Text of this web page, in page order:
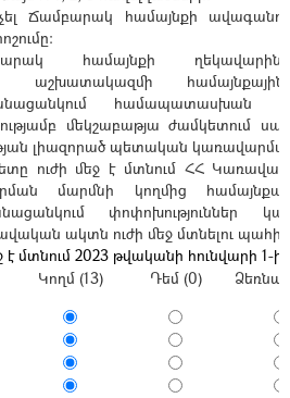
Ճամբարակ համայնքի
համայնքի
աշխատակազմի
համապատասխան
մեկշաբաթյա ժամկետում
լիազորած պետական
ուժի մեջ է մտնում ՀՀ
մարմնի կողմից
փոփոխություններ
ակտն ուժի մեջ մտնելու
է մտնում 2023 թվականի հունվարի 1-
Կողմ (13)
Դեմ (0)